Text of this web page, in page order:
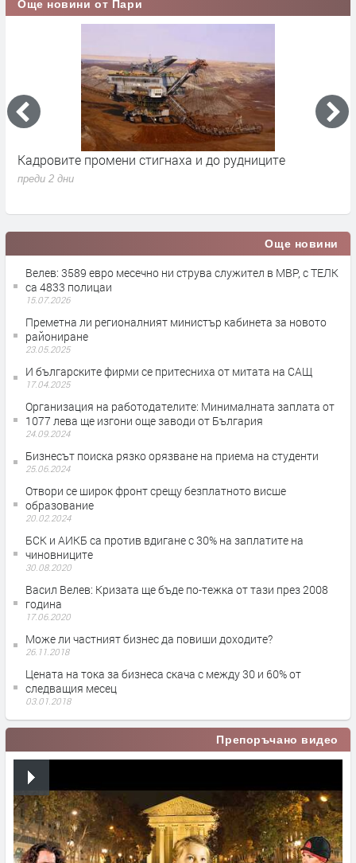
Още новини от Пари
Кадровите промени стигнаха и до рудниците
преди 2 дни
Още новини
Велев: 3589 евро месечно ни струва служител в МВР, с ТЕЛК
са 4833 полицаи
15.07.2026
Преметна ли регионалният министър кабинета за новото
райониране
23.05.2025
И българските фирми се притесниха от митата на САЩ
17.04.2025
Организация на работодателите: Минималната заплата от
1077 лева ще изгони още заводи от България
24.09.2024
Бизнесът поиска рязко орязване на приема на студенти
25.06.2024
Отвори се широк фронт срещу безплатното висше
образование
20.02.2024
БСК и АИКБ са против вдигане с 30% на заплатите на
чиновниците
30.08.2020
Васил Велев: Кризата ще бъде по-тежка от тази през 2008
година
17.06.2020
Може ли частният бизнес да повиши доходите?
26.11.2018
Цената на тока за бизнеса скача с между 30 и 60% от
следващия месец
03.01.2018
Препоръчано видео